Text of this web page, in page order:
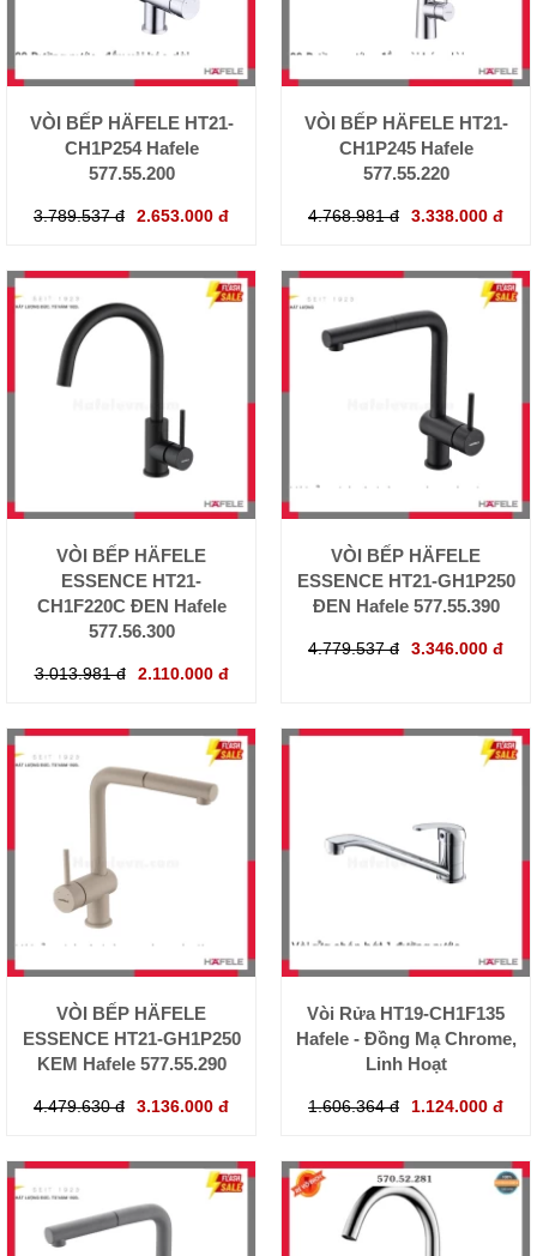
VÒI BẾP HÄFELE HT21-
CH1P254 Hafele
577.55.200
3.789.537 đ 2.653.000 đ
VÒI BẾP HÄFELE HT21-
CH1P245 Hafele
577.55.220
4.768.981 đ 3.338.000 đ
VÒI BẾP HÄFELE
ESSENCE HT21-
CH1F220C ĐEN Hafele
577.56.300
3.013.981 đ 2.110.000 đ
VÒI BẾP HÄFELE
ESSENCE HT21-GH1P250
ĐEN Hafele 577.55.390
4.779.537 đ 3.346.000 đ
VÒI BẾP HÄFELE
ESSENCE HT21-GH1P250
KEM Hafele 577.55.290
4.479.630 đ 3.136.000 đ
Vòi Rửa HT19-CH1F135
Hafele - Đồng Mạ Chrome,
Linh Hoạt
1.606.364 đ 1.124.000 đ